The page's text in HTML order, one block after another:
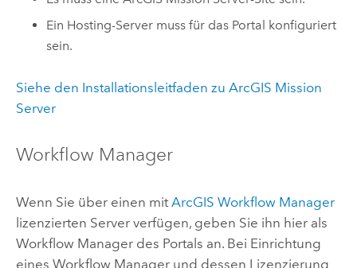
Ein Hosting-Server muss für das Portal konfiguriert
sein.
Siehe den Installationsleitfaden zu ArcGIS Mission
Server
Workflow Manager
Wenn Sie über einen mit ArcGIS Workflow Manager
lizenzierten Server verfügen, geben Sie ihn hier als
Workflow Managerdes Portals an. Bei Einrichtung
eines Workflow Managerund dessen Lizenzierung